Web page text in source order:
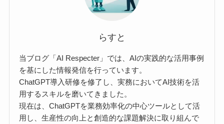
らすと
当ブログ「AI Respecter」では、AIの実践的な活用事例
を基にした情報発信を行っています。
ChatGPT導入研修を修了し、実務においてAI技術を活
用するスキルを磨いてきました。
現在は、ChatGPTを業務効率化の中心ツールとして活
用し、生産性の向上と創造的な課題解決に取り組んで